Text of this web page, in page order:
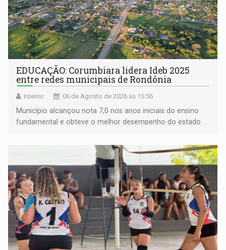
EDUCAÇÃO: Corumbiara lidera Ideb 2025
entre redes municipais de Rondônia
Interior 06 de Agosto de 2026 às 15:56
Município alcançou nota 7,0 nos anos iniciais do ensino
fundamental e obteve o melhor desempenho do estado